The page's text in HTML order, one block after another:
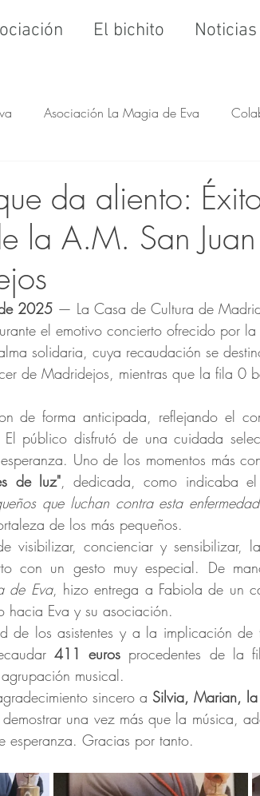
El bichito Noticias
Asociación La Magia de Eva
da aliento:
la A.M. San Juan
2025 — La Casa de Cultura de
el emotivo concierto ofrecido por
solidaria, cuya recaudación se
de Madridejos, mientras que la fila 0
de forma anticipada, reflejando el
público disfrutó de una cuidada
Uno de los momentos más
de luz", dedicada, como indicaba
que luchan contra esta
de los más pequeños.
visibilizar, concienciar y sensibilizar,
con un gesto muy especial. De
de Eva, hizo entrega a Fabiola de un
hacia Eva y su asociación.
de los asistentes y a la implicación de
411 euros procedentes de la
musical.
sincero a Silvia, Marian, la
una vez más que la música,
esperanza. Gracias por tanto.